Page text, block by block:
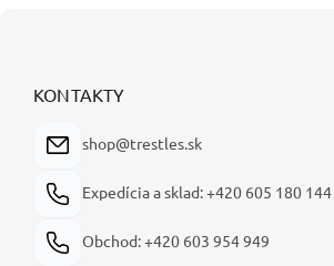
KONTAKTY
shop@trestles.sk
Expedícia a sklad: +420 605 180 144
Obchod: +420 603 954 949